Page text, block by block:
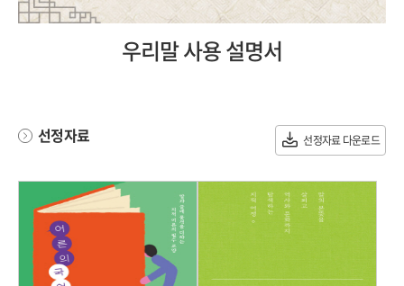
우리말 사용 설명서
선정자료 선정자료 다운로드